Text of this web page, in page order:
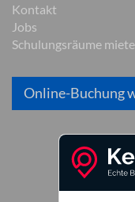
Kontakt
Jobs
Schulungsräume
Online-Buchung